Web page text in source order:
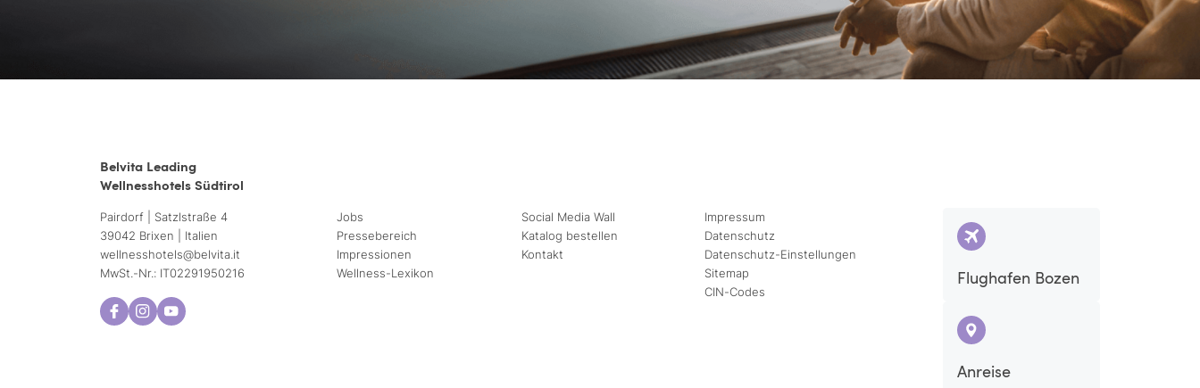
Belvita Leading
Wellnesshotels Südtirol
Pairdorf | Satzlstraße 4
39042 Brixen | Italien
wellnesshotels@belvita.it
MwSt.-Nr.: IT02291950216
Jobs
Pressebereich
Impressionen
Wellness-Lexikon
Social Media Wall
Katalog bestellen
Kontakt
Impressum
Datenschutz
Datenschutz-Einstellungen
Sitemap
CIN-Codes
Flughafen Bozen
Anreise